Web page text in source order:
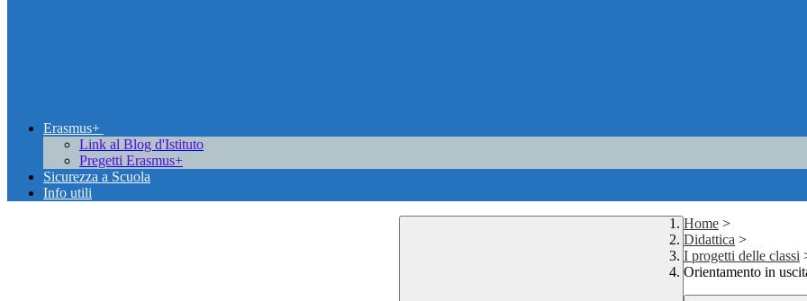
Erasmus+
Link al Blog d'Istituto
Pregetti Erasmus+
Sicurezza a Scuola
Info utili
Home >
Didattica >
I progetti delle classi
Orientamento in